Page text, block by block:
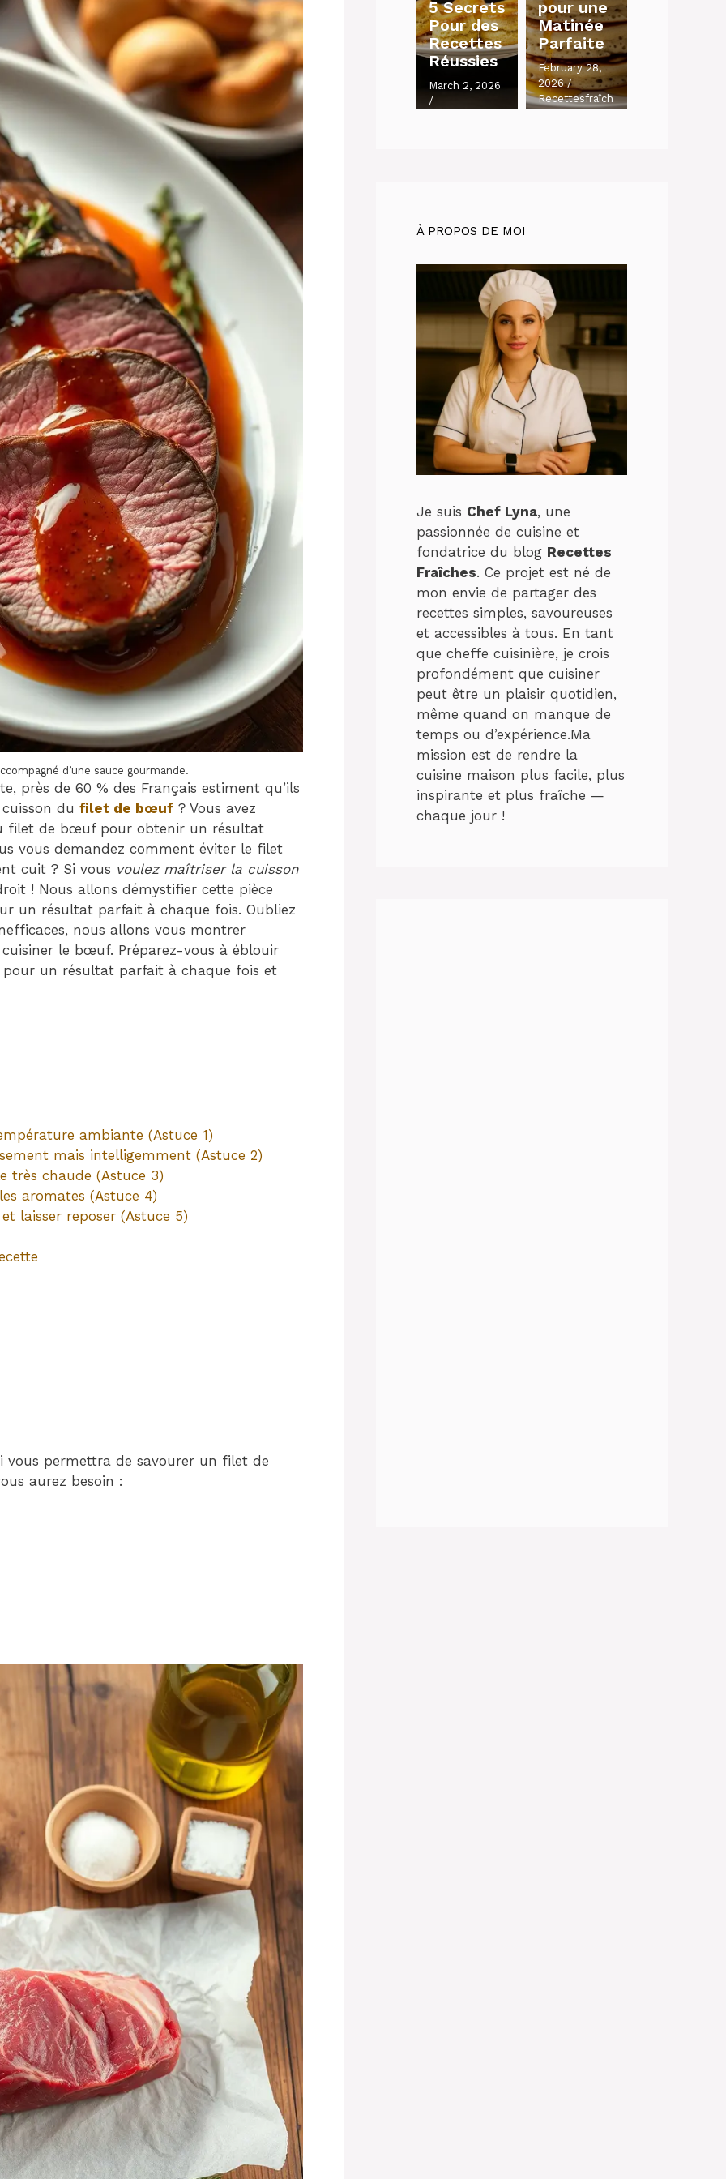
d’une sauce gourmande.
près de 60 % des Français estiment qu’ils
du filet de bœuf ? Vous avez
filet de bœuf pour obtenir un résultat
vous demandez comment éviter le filet
cuit ? Si vous voulez maîtriser la cuisson
! Nous allons démystifier cette pièce
un résultat parfait à chaque fois. Oubliez
nous allons vous montrer
le bœuf. Préparez-vous à éblouir
pour un résultat parfait à chaque fois et
ambiante (Astuce 1)
mais intelligemment (Astuce 2)
très chaude (Astuce 3)
aromates (Astuce 4)
laisser reposer (Astuce 5)
vous permettra de savourer un filet de
aurez besoin :
5 Secrets
Pour des
Recettes
Réussies
March 2, 2026
/
pour une
Matinée
Parfaite
February 28,
2026/
Recettesfraîch
À PROPOS DE MOI
Je suis Chef Lyna, une
passionnée de cuisine et
fondatrice du blog Recettes
Fraîches. Ce projet est né de
mon envie de partager des
recettes simples, savoureuses
et accessibles à tous. En tant
que cheffe cuisinière, je crois
profondément que cuisiner
peut être un plaisir quotidien,
même quand on manque de
temps ou d’expérience.Ma
mission est de rendre la
cuisine maison plus facile, plus
inspirante et plus fraîche —
chaque jour !